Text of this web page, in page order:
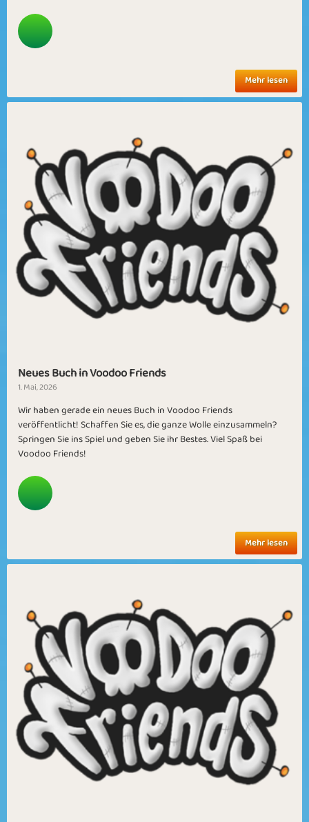
Mehr lesen
Neues Buch in Voodoo Friends
1. Mai, 2026
Wir haben gerade ein neues Buch in Voodoo Friends
veröffentlicht! Schaffen Sie es, die ganze Wolle einzusammeln?
Springen Sie ins Spiel und geben Sie ihr Bestes. Viel Spaß bei
Voodoo Friends!
Mehr lesen